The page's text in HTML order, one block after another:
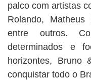
palco com artistas
Rolando,
entre outros.
determinados e
horizontes, Bruno
conquistar todo o